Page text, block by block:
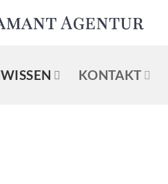
KONTAKT